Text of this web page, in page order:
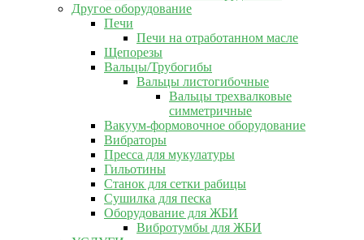
Другое оборудование
Печи
Печи на отработанном масле
Щепорезы
Вальцы/Трубогибы
Вальцы листогибочные
Вальцы трехвалковые
симметричные
Вакуум-формовочное оборудование
Вибраторы
Пресса для мукулатуры
Гильотины
Станок для сетки рабицы
Сушилка для песка
Оборудование для ЖБИ
Вибротумбы для ЖБИ